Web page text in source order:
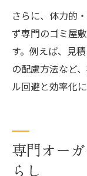
さらに、体力的
ず専門のゴミ屋
す。例えば、見
の配慮方法など
ル回避と効率化
専門オー
らし